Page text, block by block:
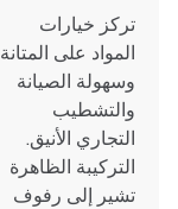
تركز خيارات
المواد على المتانة
وسهولة الصيانة
والتشطيب
التجاري الأنيق.
التركيبة الظاهرة
تشير إلى رفوف